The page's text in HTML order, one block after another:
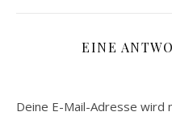
EINE
Deine E-Mail-Adresse wird